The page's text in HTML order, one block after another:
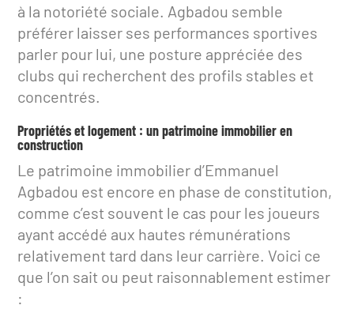
à la notoriété sociale. Agbadou semble
préférer laisser ses performances sportives
parler pour lui, une posture appréciée des
clubs qui recherchent des profils stables et
concentrés.
Propriétés et logement : un patrimoine immobilier en
construction
Le patrimoine immobilier d’Emmanuel
Agbadou est encore en phase de constitution,
comme c’est souvent le cas pour les joueurs
ayant accédé aux hautes rémunérations
relativement tard dans leur carrière. Voici ce
que l’on sait ou peut raisonnablement estimer
: